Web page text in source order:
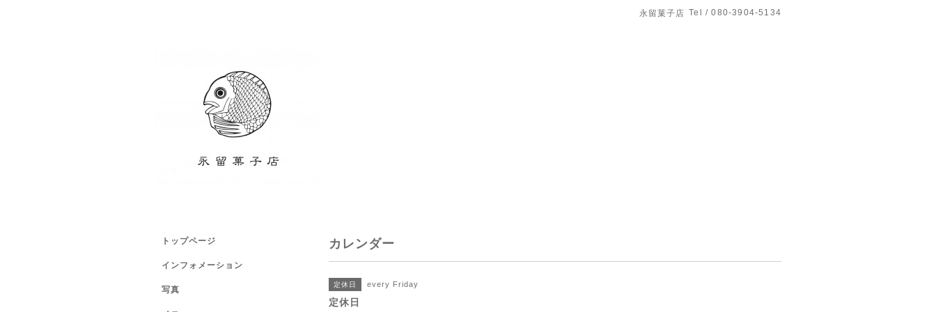
永留菓子店 Tel / 080-3904-5134
カレンダー
定休日 every Friday
定休日
トップページ
インフォメーション
写真